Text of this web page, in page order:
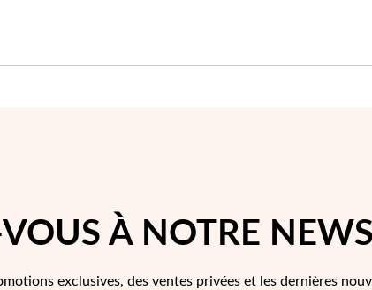
À NOTRE
exclusives, des ventes privées et les dernières